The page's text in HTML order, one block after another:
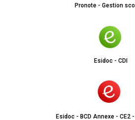
Pronote - Gestion
Esidoc - CDI
Esidoc - BCD Annexe - CE2